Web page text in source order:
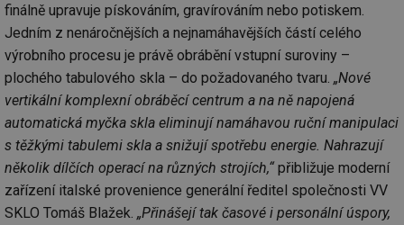
finálně upravuje pískováním, gravírováním nebo potiskem.
Jedním z nenáročnějších a nejnamáhavějších částí celého
výrobního procesu je právě obrábění vstupní suroviny –
plochého tabulového skla – do požadovaného tvaru. „Nové
vertikální komplexní obráběcí centrum a na ně napojená
automatická myčka skla eliminují namáhavou ruční manipulaci
s těžkými tabulemi skla a snižují spotřebu energie. Nahrazují
několik dílčích operací na různých strojích,“přibližuje moderní
zařízení italské provenience generální ředitel společnosti VV
SKLO Tomáš Blažek. „Přinášejí tak časové i personální úspory,